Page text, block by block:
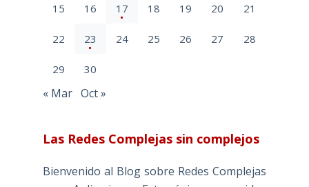
15 16 17 18 19 20 21
22 23 24 25 26 27 28
29 30
« Mar Oct »
Las Redes Complejas sin complejos
Bienvenido al Blog sobre Redes Complejas